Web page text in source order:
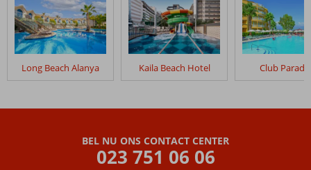
Long Beach Alanya Kaila Beach Hotel Club
BEL NU ONS CONTACT CENTER
023 751 06 06